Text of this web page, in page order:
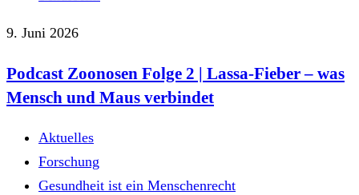
9. Juni 2026
Podcast Zoonosen Folge 2 | Lassa-Fieber – was
Mensch und Maus verbindet
Aktuelles
Forschung
Gesundheit ist ein Menschenrecht